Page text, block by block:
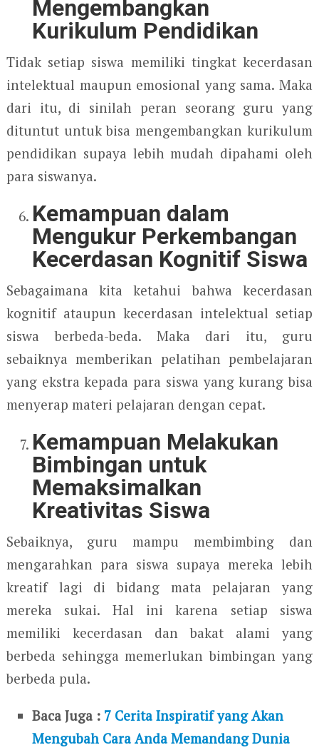
Mengembangkan
Kurikulum Pendidikan
Tidak setiap siswa memiliki tingkat kecerdasan
intelektual maupun emosional yang sama. Maka
dari itu, di sinilah peran seorang guru yang
dituntut untuk bisa mengembangkan kurikulum
pendidikan supaya lebih mudah dipahami oleh
para siswanya.
Kemampuan dalam
Mengukur Perkembangan
Kecerdasan Kognitif Siswa
Sebagaimana kita ketahui bahwa kecerdasan
kognitif ataupun kecerdasan intelektual setiap
siswa berbeda-beda. Maka dari itu, guru
sebaiknya memberikan pelatihan pembelajaran
yang ekstra kepada para siswa yang kurang bisa
menyerap materi pelajaran dengan cepat.
Kemampuan Melakukan
Bimbingan untuk
Memaksimalkan
Kreativitas Siswa
Sebaiknya, guru mampu membimbing dan
mengarahkan para siswa supaya mereka lebih
kreatif lagi di bidang mata pelajaran yang
mereka sukai. Hal ini karena setiap siswa
memiliki kecerdasan dan bakat alami yang
berbeda sehingga memerlukan bimbingan yang
berbeda pula.
Baca Juga : 7 Cerita Inspiratif yang Akan
Mengubah Cara Anda Memandang Dunia